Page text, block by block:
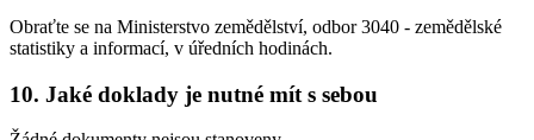
Obraťte se na Ministerstvo zemědělství, odbor 3040 - zemědělské
statistiky a informací, v úředních hodinách.
10. Jaké doklady je nutné mít s sebou